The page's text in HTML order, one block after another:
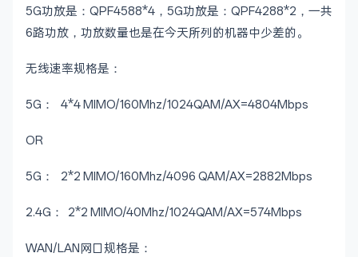
5G功放是：QPF4588*4，5G功放是：QPF4288*2，一共
6路功放，功放数量也是在今天所列的机器中少差的。
无线速率规格是：
5G： 4*4 MIMO/160Mhz/1024QAM/AX=4804Mbps
OR
5G： 2*2 MIMO/160Mhz/4096 QAM/AX=2882Mbps
2.4G： 2*2 MIMO/40Mhz/1024QAM/AX=574Mbps
WAN/LAN网口规格是：